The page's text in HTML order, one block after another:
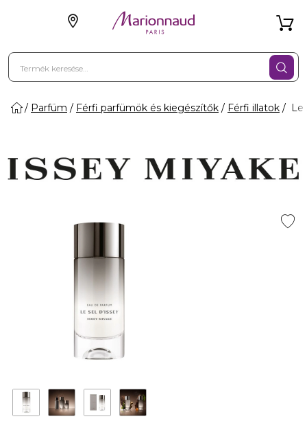
Parfüm Férfi parfümök és kiegészítők Férfi illatok Le